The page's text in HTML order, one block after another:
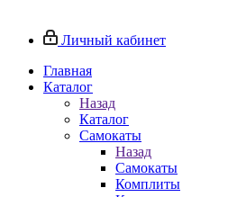
Личный кабинет
Главная
Каталог
Назад
Каталог
Самокаты
Назад
Самокаты
Комплиты